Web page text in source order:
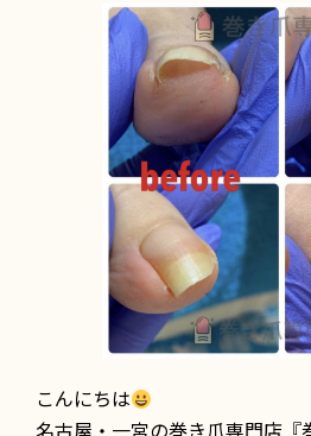
こんにちは
名古屋・一宮の巻き爪専門店